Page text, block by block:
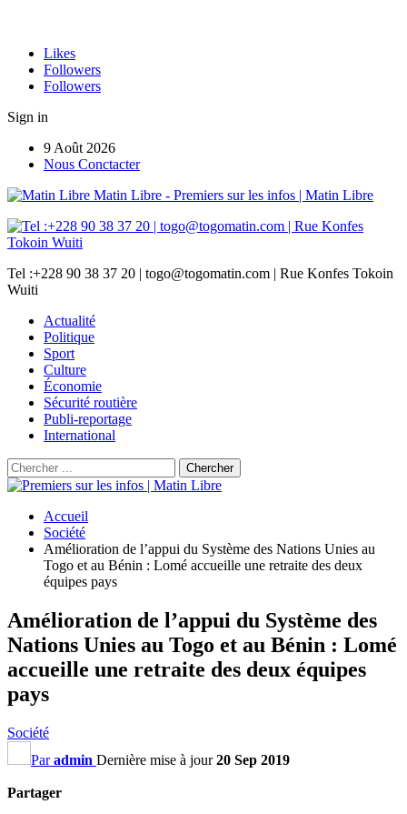
Likes
Followers
Followers
Sign in
9 Août 2026
Nous Conctacter
Matin Libre - Premiers sur les infos | Matin Libre
Tel :+228 90 38 37 20 | togo@togomatin.com | Rue Konfes Tokoin
Wuiti
Actualité
Politique
Sport
Culture
Économie
Sécurité routière
Publi-reportage
International
Accueil
Société
Amélioration de l’appui du Système des Nations Unies au
Togo et au Bénin : Lomé accueille une retraite des deux
équipes pays
Amélioration de l’appui du Système des
Nations Unies au Togo et au Bénin : Lomé
accueille une retraite des deux équipes
pays
Société
Paradmin Dernière mise à jour20 Sep 2019
Partager